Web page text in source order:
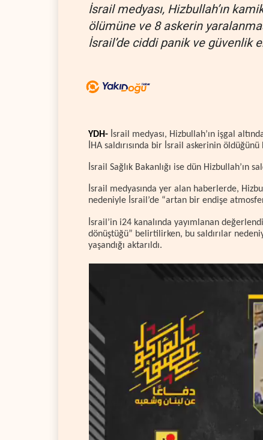
İsrail medyası, Hizbullah’ın
ölümüne ve 8 askerin
İsrail’de ciddi panik ve güvenlik
YDH- İsrail medyası, Hizbullah’ın işgal
İHA saldırısında bir İsrail askerinin
İsrail Sağlık Bakanlığı ise dün Hizbullah’ın
İsrail medyasında yer alan haberlerde,
nedeniyle İsrail’de “artan bir endişe
İsrail’in i24 kanalında yayımlanan
dönüştüğü” belirtilirken, bu saldırılar
yaşandığı aktarıldı.